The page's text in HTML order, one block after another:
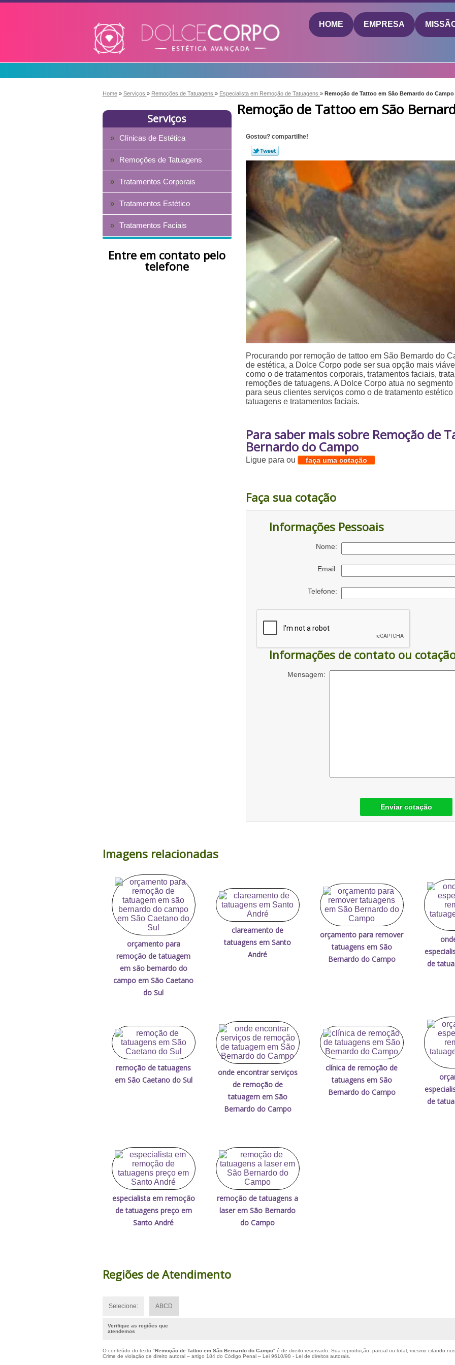
HOME EMPRESA
Home » Serviços » Remoções de Tatuagens » Especialista em Remoção de Tatuagens » Remoção de Tattoo em São Bernardo do Campo
Serviços
Clínicas de Estética
Remoções de Tatuagens
Tratamentos Corporais
Tratamentos Estético
Tratamentos Faciais
Entre em contato pelo
telefone
Remoção de Tattoo em São
Gostou? compartilhe!
Procurando por remoção de tattoo em São Bernardo do
de estética, a Dolce Corpo pode ser sua opção mais
como o de tratamentos corporais, tratamentos faciais,
remoções de tatuagens. A Dolce Corpo atua no
para seus clientes serviços como o de tratamento
tatuagens e tratamentos faciais.
Para saber mais sobre Remoção de
Bernardo do Campo
Ligue paraou faça uma cotação
Faça sua cotação
Informações Pessoais
Nome:
Email:
Telefone:
Informações de contato ou
Mensagem:
Enviar cotação
Imagens relacionadas
orçamento para
remoção de tatuagem
em são bernardo do
campo em São Caetano
do Sul
clareamento de
tatuagens em Santo
André
orçamento para remover
tatuagens em São
Bernardo do Campo
de
remoção de tatuagens
em São Caetano do Sul
onde encontrar serviços
de remoção de
tatuagem em São
Bernardo do Campo
clínica de remoção de
tatuagens em São
Bernardo do Campo
de
especialista em remoção
de tatuagens preço em
Santo André
remoção de tatuagens a
laser em São Bernardo
do Campo
Regiões de Atendimento
Selecione: ABCD
Verifique as regiões que
atendemos
O conteúdo do texto "Remoção de Tattoo em São Bernardo do Campo" é de direito reservado. Sua reprodução, parcial ou total, mesmo citando
Crime de violação de direito autoral – artigo 184 do Código Penal – Lei 9610/98 - Lei de direitos autorais.